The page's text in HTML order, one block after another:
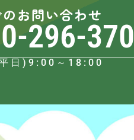
お問い合わせ
296-370
日)9:00～18:00